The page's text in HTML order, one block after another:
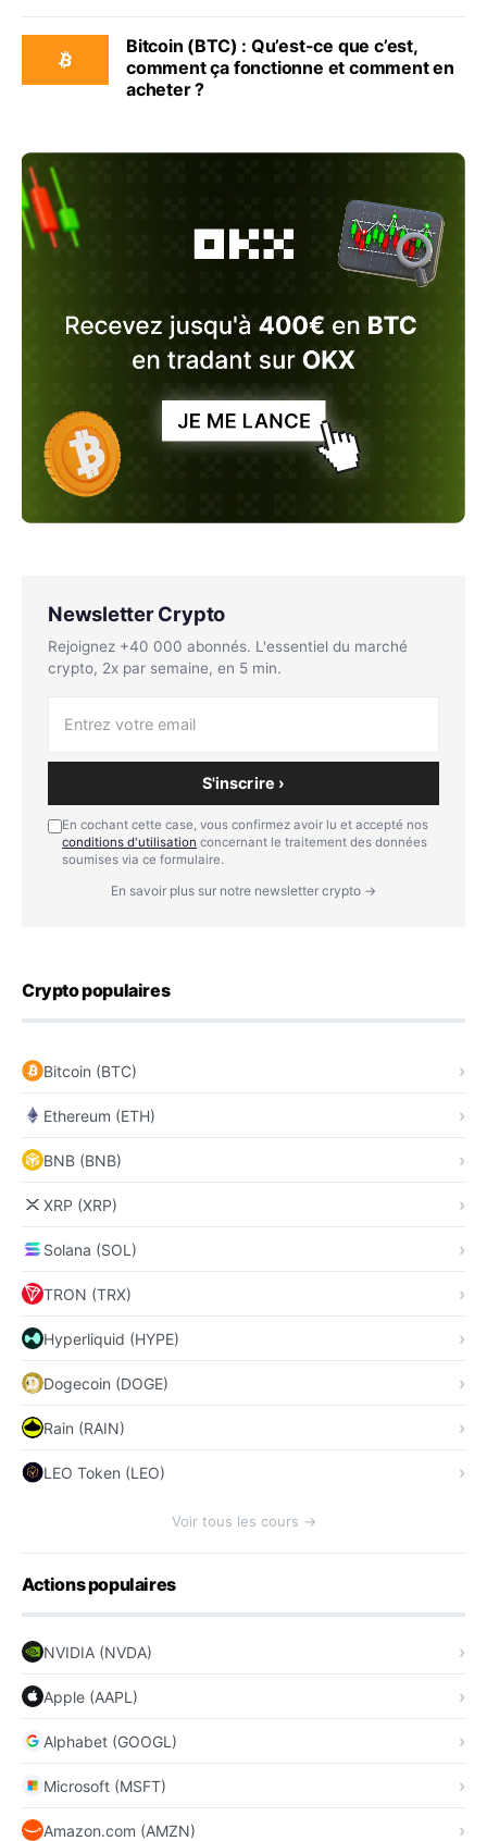
Bitcoin (BTC) : Qu’est-ce que c’est,
comment ça fonctionne et comment en
acheter ?
Newsletter Crypto
Rejoignez +40 000 abonnés. L'essentiel du marché
crypto, 2x par semaine, en 5 min.
S'inscrire ›
En cochant cette case, vous confirmez avoir lu et accepté nos
conditions d'utilisation concernant le traitement des données
soumises via ce formulaire.
En savoir plus sur notre newsletter crypto →
Crypto populaires
Bitcoin (BTC)
Ethereum (ETH)
BNB (BNB)
XRP (XRP)
Solana (SOL)
TRON (TRX)
Hyperliquid (HYPE)
Dogecoin (DOGE)
Rain (RAIN)
LEO Token (LEO)
Voir tous les cours →
Actions populaires
NVIDIA (NVDA)
Apple (AAPL)
Alphabet (GOOGL)
Microsoft (MSFT)
Amazon.com (AMZN)